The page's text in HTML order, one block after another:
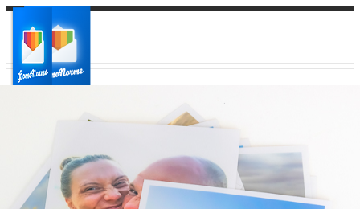
Ваш регион доставки
Выберите из списка: